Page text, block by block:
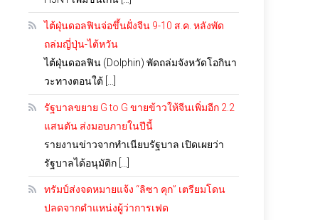
ไต้ฝุ่นดอลฟินจ่อขึ้นฝั่งจีน 9-10 ส.ค. หลังพัด
ถล่มญี่ปุ่น-ไต้หวัน
ไต้ฝุ่นดอลฟิน (Dolphin) พัดถล่มจังหวัดโอกินา
วะทางตอนใต้ […]
รัฐบาลขยาย G to G ขายข้าวให้จีนเพิ่มอีก 2.2
แสนตัน ส่งมอบภายในปีนี้
รายงานข่าวจากทำเนียบรัฐบาล เปิดเผยว่า
รัฐบาลได้อนุมัติก […]
ทรัมป์ส่งจดหมายแจ้ง “ลิซา คุก” เตรียมโดน
ปลดจากตำแหน่งผู้ว่าการเฟด